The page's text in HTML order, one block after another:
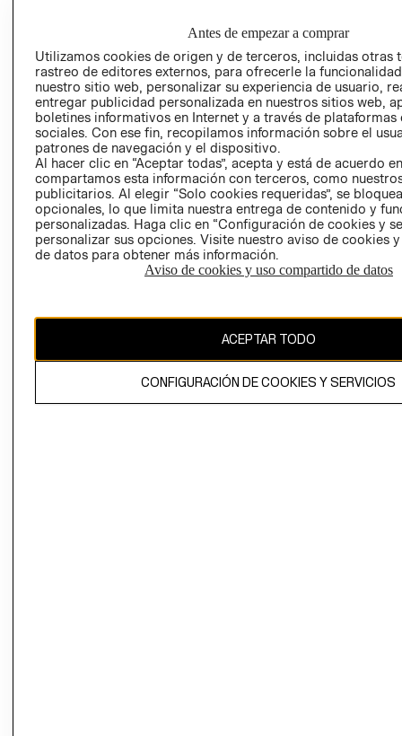
EMPRESARIAL
CONDICIONES
AVISO DE
PRIVACIDAD
GIFT CARD
AVISO DE
El contenido de esta página web está protegido por copyright y es
Antes de empezar a comprar
Utilizamos cookies de origen y de terceros, incluidas otras
rastreo de editores externos, para ofrecerle la
nuestro sitio web, personalizar su experiencia de usuario,
entregar publicidad personalizada en nuestros sitios web,
boletines informativos en Internet y a través de plataformas
sociales. Con ese fin, recopilamos información sobre el
patrones de navegación y el dispositivo.
Al hacer clic en “Aceptar todas”, acepta y está de acuerdo
compartamos esta información con terceros, como
publicitarios. Al elegir “Solo cookies requeridas”, se
opcionales, lo que limita nuestra entrega de contenido y
personalizadas. Haga clic en “Configuración de cookies y
personalizar sus opciones. Visite nuestro aviso de cookies
de datos para obtener más información.
Aviso de cookies y uso compartido de datos
ACEPTAR TODO
CONFIGURACIÓN DE COOKIES Y SERVICIOS